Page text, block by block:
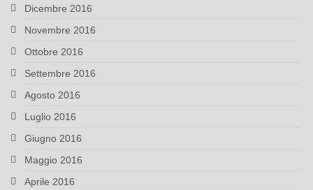
Dicembre 2016
Novembre 2016
Ottobre 2016
Settembre 2016
Agosto 2016
Luglio 2016
Giugno 2016
Maggio 2016
Aprile 2016